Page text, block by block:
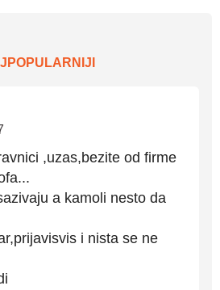
,uzas,bezite od firme
a kamoli nesto da
i nista se ne